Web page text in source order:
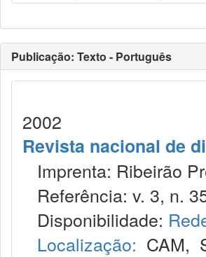
Publicação: Texto - Português
2002
Revista nacional de
Imprenta: Ribeirão
Referência: v. 3, n.
Disponibilidade:
Localização: CAM,